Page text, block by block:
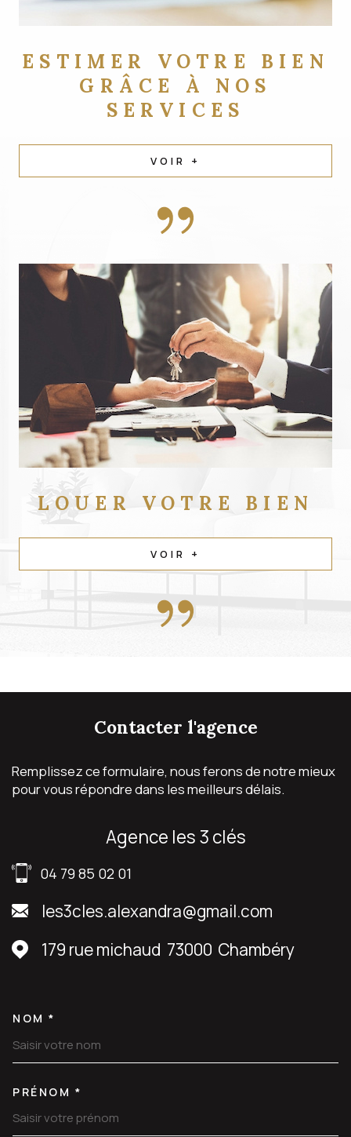
ESTIMER VOTRE BIEN
GRÂCE À NOS
SERVICES
VOIR +
LOUER VOTRE BIEN
VOIR +
contacter l'agence
Remplissez ce formulaire, nous ferons de notre mieux
pour vous répondre dans les meilleurs délais.
agence les 3 clés
04 79 85 02 01
les3cles.alexandra@gmail.com
179 rue michaud 73000 Chambéry
NOM *
PRÉNOM *